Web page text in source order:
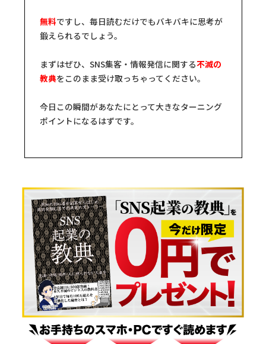
無料ですし、毎日読むだけでもバキバキに思考が
鍛えられるでしょう。
まずはぜひ、SNS集客・情報発信に関する不滅の
教典をこのまま受け取っちゃってください。
今日この瞬間があなたにとって大きなターニング
ポイントになるはずです。